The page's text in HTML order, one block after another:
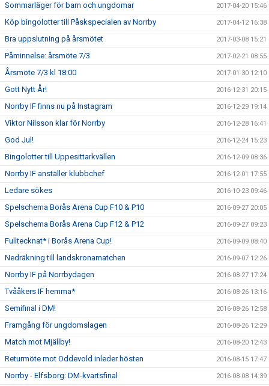
Sommarläger för barn och ungdomar 2017-04-20 15:46
Köp bingolotter till Påskspecialen av Norrby 2017-04-12 16:38
Bra uppslutning på årsmötet 2017-03-08 15:21
Påminnelse: årsmöte 7/3 2017-02-21 08:55
Årsmöte 7/3 kl 18:00 2017-01-30 12:10
Gott Nytt År! 2016-12-31 20:15
Norrby IF finns nu på Instagram 2016-12-29 19:14
Viktor Nilsson klar för Norrby 2016-12-28 16:41
God Jul! 2016-12-24 15:23
Bingolotter till Uppesittarkvällen 2016-12-09 08:36
Norrby IF anställer klubbchef 2016-12-01 17:55
Ledare sökes 2016-10-23 09:46
Spelschema Borås Arena Cup F10 & P10 2016-09-27 20:05
Spelschema Borås Arena Cup F12 & P12 2016-09-27 09:23
Fulltecknat* i Borås Arena Cup! 2016-09-09 08:40
Nedräkning till landskronamatchen 2016-09-07 12:26
Norrby IF på Norrbydagen 2016-08-27 17:24
Tvååkers IF hemma* 2016-08-26 13:16
Semifinal i DM! 2016-08-26 12:58
Framgång för ungdomslagen 2016-08-26 12:29
Match mot Mjällby! 2016-08-20 12:43
Returmöte mot Oddevold inleder hösten 2016-08-15 17:47
Norrby - Elfsborg: DM-kvartsfinal 2016-08-08 14:39